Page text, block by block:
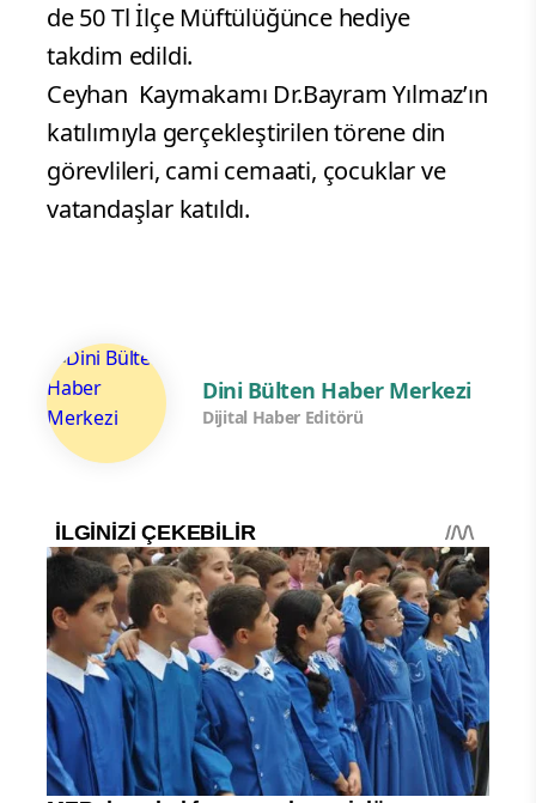
de 50 Tl İlçe Müftülüğünce hediye
takdim edildi.
Ceyhan Kaymakamı Dr.Bayram Yılmaz’ın
katılımıyla gerçekleştirilen törene din
görevlileri, cami cemaati, çocuklar ve
vatandaşlar katıldı.
Dini Bülten Haber Merkezi
Dijital Haber Editörü